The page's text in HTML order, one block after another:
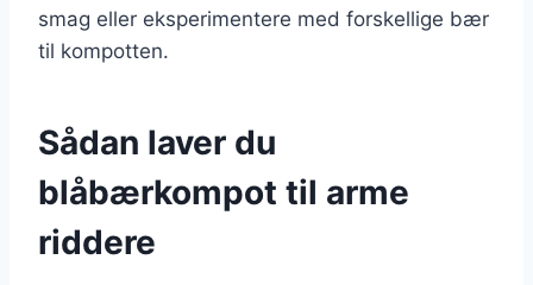
smag eller eksperimentere med forskellige bær
til kompotten.
Sådan laver du
blåbærkompot til arme
riddere